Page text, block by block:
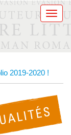
2019-2020 !